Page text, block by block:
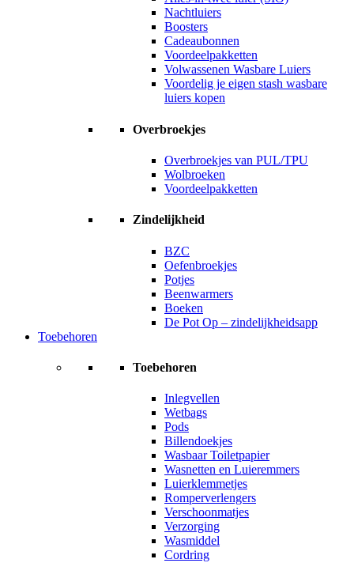
Nachtluiers
Boosters
Cadeaubonnen
Voordeelpakketten
Volwassenen Wasbare Luiers
Voordelig je eigen stash wasbare
luiers kopen
Overbroekjes
Overbroekjes van PUL/TPU
Wolbroeken
Voordeelpakketten
Zindelijkheid
BZC
Oefenbroekjes
Potjes
Beenwarmers
Boeken
De Pot Op – zindelijkheidsapp
Toebehoren
Toebehoren
Inlegvellen
Wetbags
Pods
Billendoekjes
Wasbaar Toiletpapier
Wasnetten en Luieremmers
Luierklemmetjes
Romperverlengers
Verschoonmatjes
Verzorging
Wasmiddel
Cordring